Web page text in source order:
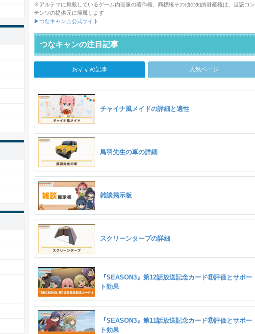
※アルテマに掲載しているゲーム内画像の著作権、商標権その他の知的財産権は、当該コン
テンツの提供元に帰属します
▶つなキャン△公式サイト
つなキャンの注目記事
おすすめ記事 人気ページ
チャイナ風メイドの詳細と適性
鳥羽先生の車の詳細
雑談掲示板
スクリーンタープの詳細
『SEASON3』第12話放送記念カード⑧評価とサポー
ト効果
『SEASON3』第11話放送記念カード⑧評価とサポー
ト効果